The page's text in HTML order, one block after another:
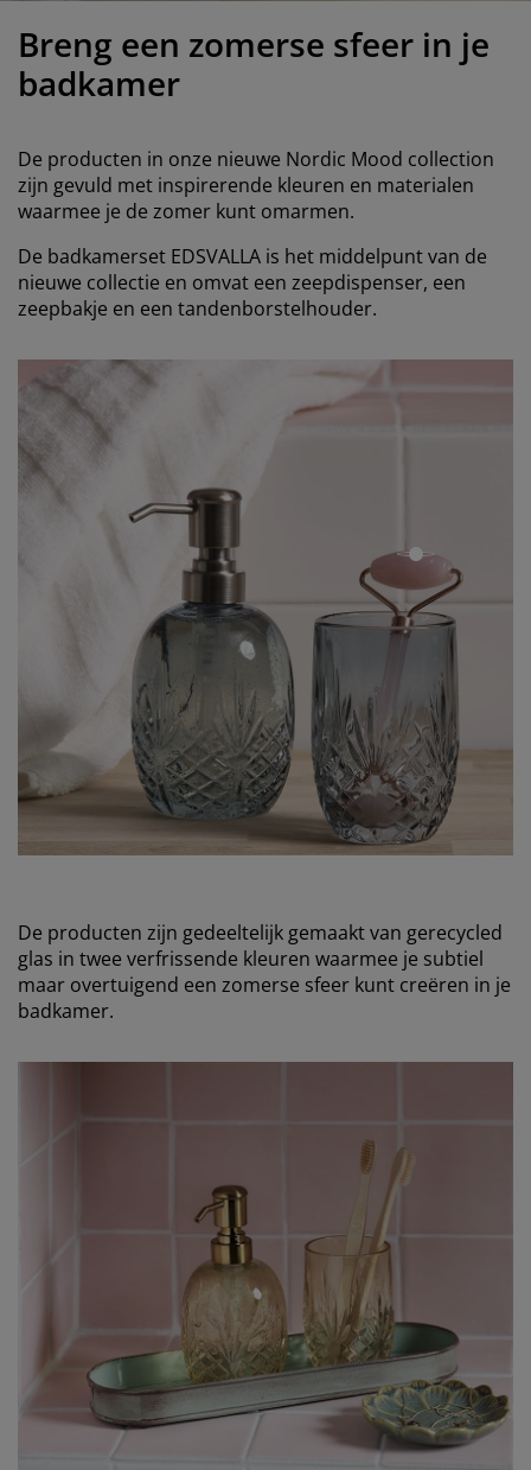
en accessoires
en strijken
Breng een zomerse sfeer in je
badkamer
De producten in onze nieuwe Nordic Mood collection
zijn gevuld met inspirerende kleuren en materialen
waarmee je de zomer kunt omarmen.
De badkamerset EDSVALLA is het middelpunt van de
nieuwe collectie en omvat een zeepdispenser, een
zeepbakje en een tandenborstelhouder.
open
De producten zijn gedeeltelijk gemaakt van gerecycled
glas in twee verfrissende kleuren waarmee je subtiel
maar overtuigend een zomerse sfeer kunt creëren in je
badkamer.